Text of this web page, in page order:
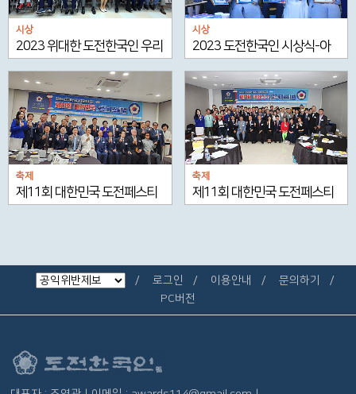
시상
2023 위대한 도전한국인 우리
고장 송파 33인 시상식
시상
2023 도전한국인 시상식-아
름다운 도시 부산광역시
축제
제11회 대한민국 도전페스티
벌 둘째날
축제
제11회 대한민국 도전페스티
벌 첫째날
로그인 이용안내
문의하기
PC버전